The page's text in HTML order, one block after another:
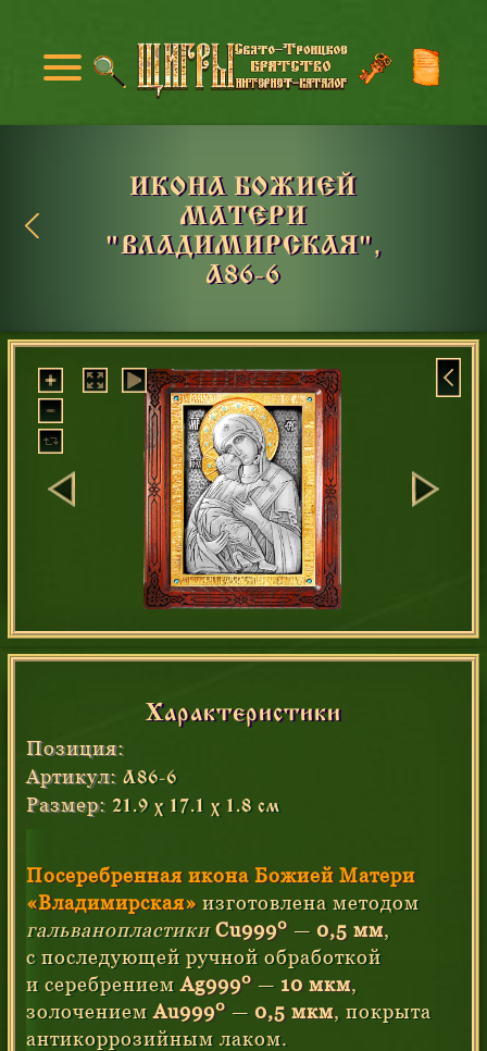
ИКОНА БОЖИЕЙ
МАТЕРИ
"ВЛАДИМИРСКАЯ",
А86-6
Характеристики
Позиция:
Артикул:
А86-6
Размер: 21.9 х 17.1 х 1.8 см
Посеребренная икона Божией Матери
«Владимирская»изготовлена методом
гальванопластики Cu9990— 0,5 мм,
с последующей ручной обработкой
и серебрениемAg9990— 10 мкм,
золочениемAu9990— 0,5 мкм, покрыта
антикоррозийным лаком.